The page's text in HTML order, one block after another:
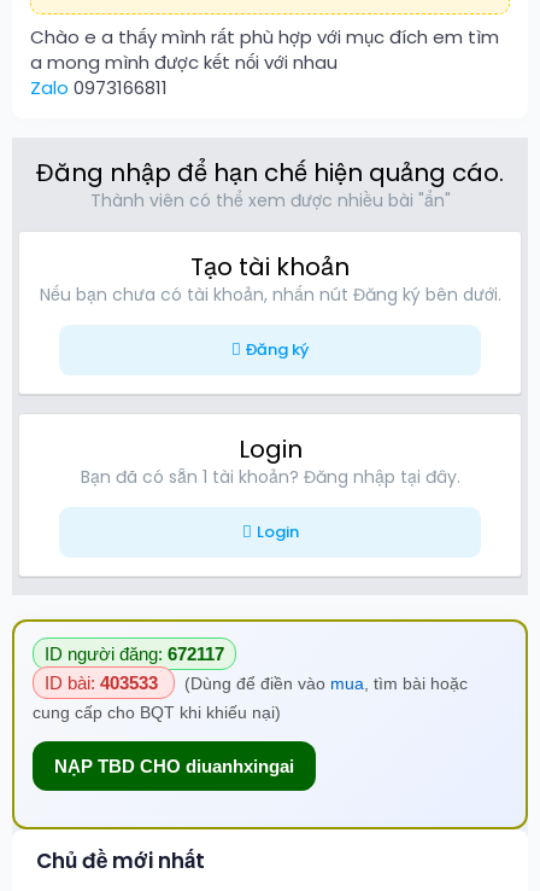
Chào e a thấy mình rất phù hợp với mục đích em tìm
a mong mình được kết nối với nhau
Zalo 0973166811
Đăng nhập để hạn chế hiện quảng cáo.
Thành viên có thể xem được nhiều bài "ẩn"
Tạo tài khoản
Nếu bạn chưa có tài khoản, nhấn nút Đăng ký bên dưới.
Đăng ký
Login
Bạn đã có sẵn 1 tài khoản? Đăng nhập tại đây.
Login
ID người đăng: 672117
ID bài: 403533 (Dùng để điền vào mua , tìm bài hoặc
cung cấp cho BQT khi khiếu nại)
NẠP TBD CHO diuanhxingai
Chủ đề mới nhất